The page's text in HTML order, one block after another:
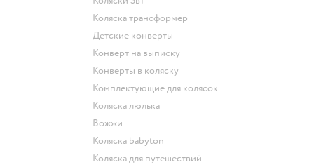
Коляска трансформер
Детские конверты
Конверт на выписку
Конверты в коляску
Комплектующие для колясок
Коляска люлька
Вожжи
Коляска babyton
Коляска для путешествий